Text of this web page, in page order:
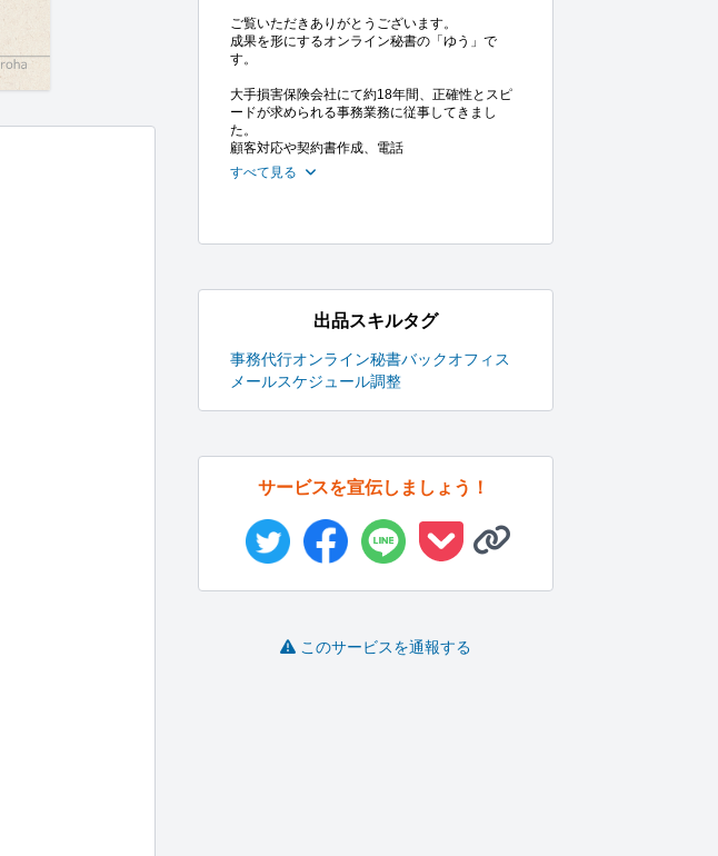
ご覧いただきありがとうございます。
成果を形にするオンライン秘書の「ゆう」で
す。
大手損害保険会社にて約18年間、正確性とスピ
ードが求められる事務業務に従事してきまし
た。
顧客対応や契約書作成、電話
すべて見る
出品スキルタグ
事務代行オンライン秘書バックオフィス
メールスケジュール調整
サービスを宣伝しましょう！
このサービスを通報する